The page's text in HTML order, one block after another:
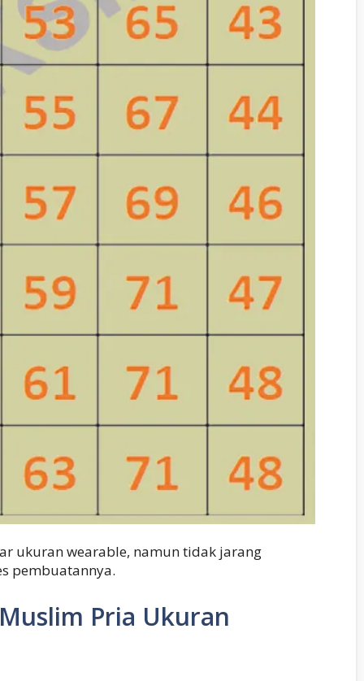
ukuran wearable, namun tidak jarang
pembuatannya.
Pria Ukuran